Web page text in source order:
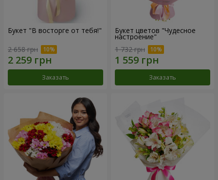
Букет "В восторге от тебя!"
2 658 грн
Заказать
Букет цветов "Чудесное
настроение"
1 732 грн
Заказать